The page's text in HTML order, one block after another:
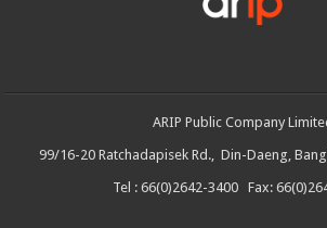
ARIP Public Company
99/16-20 Ratchadapisek Rd., Din-Daeng,
Tel : 66(0)2642-3400 Fax: